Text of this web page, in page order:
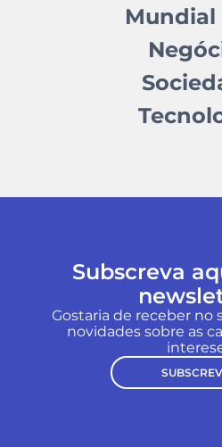
Mundial
Subscreva
Gostaria de receber no
novidades sobre as